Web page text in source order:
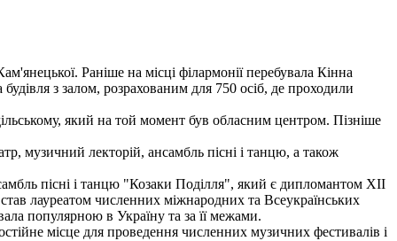
Раніше на місці філармонії перебувала Кінна
з залом, розрахованим для 750 осіб, де проходили
який на той момент був обласним центром. Пізніше
музичний лекторій, ансамбль пісні і танцю, а також
пісні і танцю "Козаки Поділля", який є дипломантом XII
лауреатом численних міжнародних та Всеукраїнських
популярною в Україну та за її межами.
місце для проведення численних музичних фестивалів і